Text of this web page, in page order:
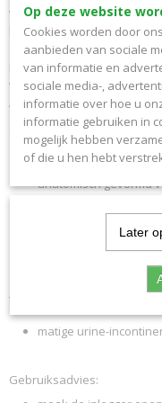
vloeistof absorberen en
beschermende achterzijde
elastieken en een
De inlegger kan in goed
worden. Per stuk verpakt.
Absorptiecapaciteit, volgens
Specificatie:
wegwerp inlegger
anatomisch gevormd
lengte inlegger 27cm
absorptiecapaciteit,
Toepassen bij:
matige urine-
Gebruiksadvies:
Op deze website
Cookies worden door
aanbieden van sociale
van informatie en
sociale media-,
informatie over hoe u
informatie gebruiken in
mogelijk hebben
of die u hen hebt
Later